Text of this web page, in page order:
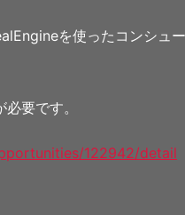
を使ったコンシュ
要です。
122942/detail